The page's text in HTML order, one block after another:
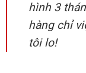
hình 3
hàng chỉ
tôi lo!